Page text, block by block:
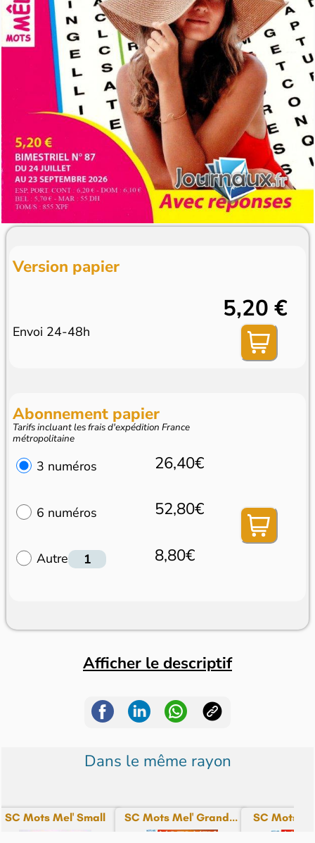
Version papier
Envoi 24-48h
5,20 €
Abonnement papier
Tarifs incluant les frais d'expédition France
métropolitaine
3 numéros 26,40€
6 numéros 52,80€
Autre 8,80€
Afficher le descriptif
Dans le même rayon
SC Mots Mel' Small SC Mots Mel' Grand... SC Mots